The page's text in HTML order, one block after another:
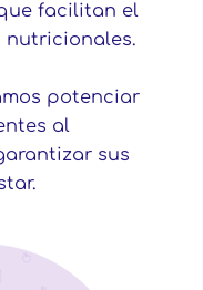
facilitan el
nutricionales.
potenciar
al
sus